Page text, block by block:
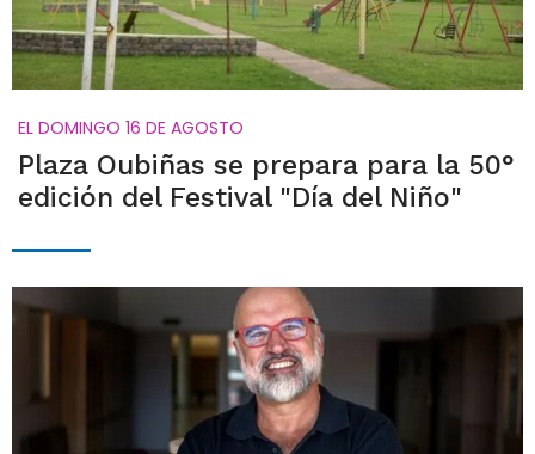
EL DOMINGO 16 DE AGOSTO
Plaza Oubiñas se prepara para la 50°
edición del Festival "Día del Niño"